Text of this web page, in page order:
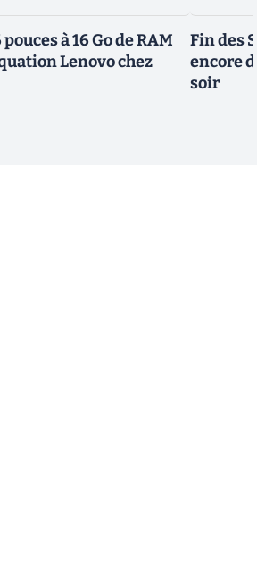
à 16 Go de RAM
Lenovo chez
Fin des
encore
soir